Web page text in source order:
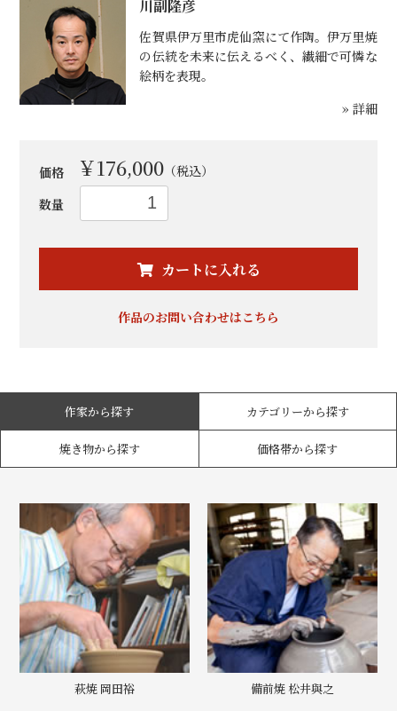
川副隆彦
佐賀県伊万里市虎仙窯にて作陶。伊万里焼
の伝統を未来に伝えるべく、繊細で可憐な
絵柄を表現。
» 詳細
価格 ￥176,000 （税込）
数量
カートに入れる
作品のお問い合わせはこちら
作家から探す カテゴリーから探す
焼き物から探す 価格帯から探す
萩焼 岡田裕 備前焼 松井與之